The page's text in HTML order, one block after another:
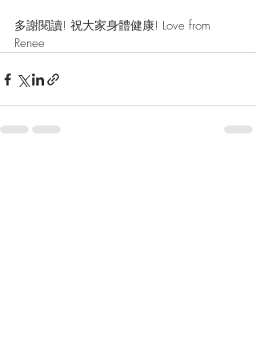
多謝閱讀! 祝大家身體健康! Love from
Renee